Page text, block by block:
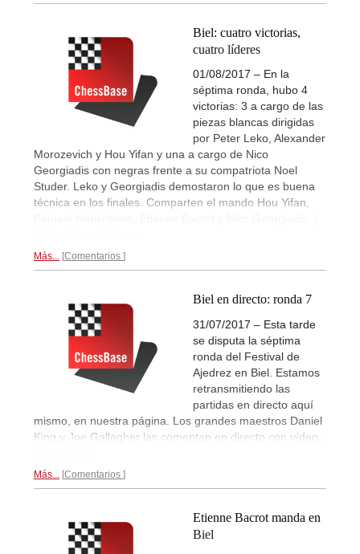
Biel: cuatro victorias,
cuatro líderes
01/08/2017 – En la
séptima ronda, hubo 4
victorias: 3 a cargo de las
piezas blancas dirigidas
por Peter Leko, Alexander
Morozevich y Hou Yifan y una a cargo de Nico
Georgiadis con negras frente a su compatriota Noel
Studer. Leko y Georgiadis demostaron lo que es buena
técnica en los finales. Comparten el mando Hou Yifan,
Más... Comentarios
Biel en directo: ronda 7
31/07/2017 – Esta tarde
se disputa la séptima
ronda del Festival de
Ajedrez en Biel. Estamos
retransmitiendo las
partidas en directo aquí
mismo, en nuestra página. Los grandes maestros Daniel
King y Joe Gallagher las comentan en directo con vídeo.
Más... Comentarios
Etienne Bacrot manda en
Biel